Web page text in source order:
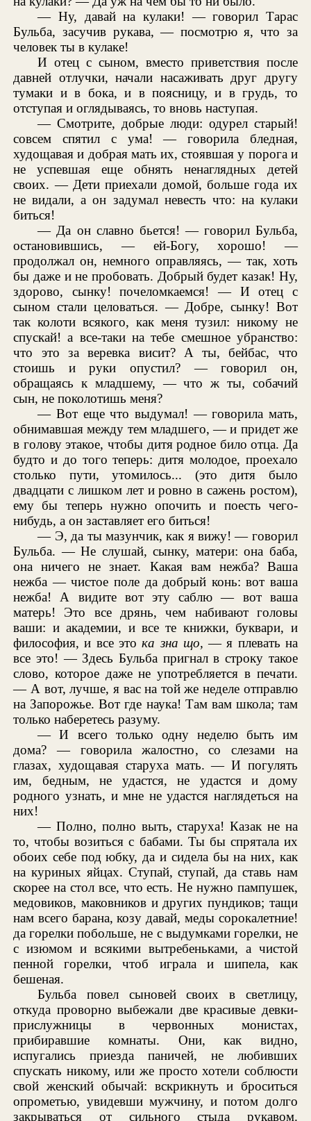
— Ну, давай на кулаки! — говорил Тарас
Бульба, засучив рукава, — посмотрю я, что за
человек ты в кулаке!
И отец с сыном, вместо приветствия после
давней отлучки, начали насаживать друг другу
тумаки и в бока, и в поясницу, и в грудь, то
отступая и оглядываясь, то вновь наступая.
— Смотрите, добрые люди: одурел старый!
совсем спятил с ума! — говорила бледная,
худощавая и добрая мать их, стоявшая у порога и
не успевшая еще обнять ненаглядных детей
своих. — Дети приехали домой, больше года их
не видали, а он задумал невесть что: на кулаки
биться!
— Да он славно бьется! — говорил Бульба,
остановившись, — ей-Богу, хорошо! —
продолжал он, немного оправляясь, — так, хоть
бы даже и не пробовать. Добрый будет казак! Ну,
здорово, сынку! почеломкаемся! — И отец с
сыном стали целоваться. — Добре, сынку! Вот
так колоти всякого, как меня тузил: никому не
спускай! а все-таки на тебе смешное убранство:
что это за веревка висит? А ты, бейбас, что
стоишь и руки опустил? — говорил он,
обращаясь к младшему, — что ж ты, собачий
сын, не поколотишь меня?
— Вот еще что выдумал! — говорила мать,
обнимавшая между тем младшего, — и придет же
в голову этакое, чтобы дитя родное било отца. Да
будто и до того теперь: дитя молодое, проехало
столько пути, утомилось... (это дитя было
двадцати с лишком лет и ровно в сажень ростом),
ему бы теперь нужно опочить и поесть чего-
нибудь, а он заставляет его биться!
— Э, да ты мазунчик, как я вижу! — говорил
Бульба. — Не слушай, сынку, матери: она баба,
она ничего не знает. Какая вам нежба? Ваша
нежба — чистое поле да добрый конь: вот ваша
нежба! А видите вот эту саблю — вот ваша
матерь! Это все дрянь, чем набивают головы
ваши: и академии, и все те книжки, буквари, и
философия, и все этока зна що, — я плевать на
все это! — Здесь Бульба пригнал в строку такое
слово, которое даже не употребляется в печати.
— А вот, лучше, я вас на той же неделе отправлю
на Запорожье. Вот где наука! Там вам школа; там
только наберетесь разуму.
— И всего только одну неделю быть им
дома? — говорила жалостно, со слезами на
глазах, худощавая старуха мать. — И погулять
им, бедным, не удастся, не удастся и дому
родного узнать, и мне не удастся наглядеться на
них!
— Полно, полно выть, старуха! Казак не на
то, чтобы возиться с бабами. Ты бы спрятала их
обоих себе под юбку, да и сидела бы на них, как
на куриных яйцах. Ступай, ступай, да ставь нам
скорее на стол все, что есть. Не нужно пампушек,
медовиков, маковников и других пундиков; тащи
нам всего барана, козу давай, меды сорокалетние!
да горелки побольше, не с выдумками горелки, не
с изюмом и всякими вытребеньками, а чистой
пенной горелки, чтоб играла и шипела, как
бешеная.
Бульба повел сыновей своих в светлицу,
откуда проворно выбежали две красивые девки-
прислужницы в червонных монистах,
прибиравшие комнаты. Они, как видно,
испугались приезда паничей, не любивших
спускать никому, или же просто хотели соблюсти
свой женский обычай: вскрикнуть и броситься
опрометью, увидевши мужчину, и потом долго
закрываться от сильного стыда рукавом.